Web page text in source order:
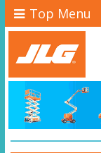
Top Menu